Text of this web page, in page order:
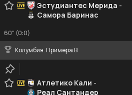
Эстудиантес Мерида -
Самора Баринас
60" (0:0)
Колумбия. Примера B
Атлетико Кали -
Реал Сантандер